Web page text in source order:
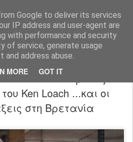
Google to deliver its services
IP address and user-agent are
with performance and security
of service, generate usage
address abuse.
MORE GOT IT
trailer: Ο Χρυσός
Ken Loach ...και οι
στη Βρετανία